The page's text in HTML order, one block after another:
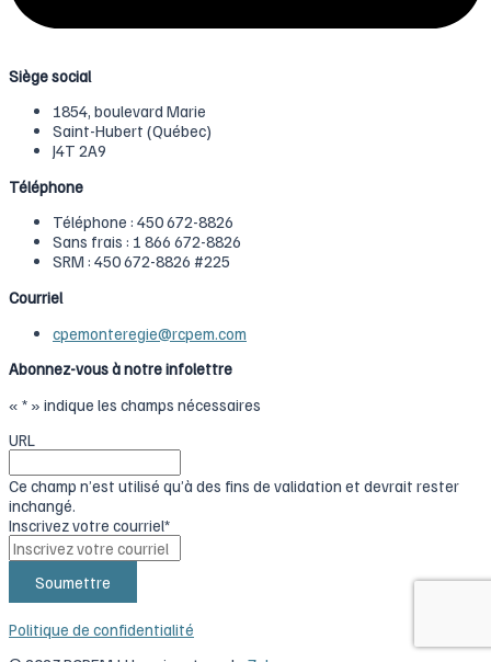
Siège social
1854, boulevard Marie
Saint-Hubert (Québec)
J4T 2A9
Téléphone
Téléphone : ‍450 ‍672-8826
Sans frais : ‍1 866 ‍672-8826
SRM : 450 672-8826 #225
Courriel
cpemonteregie@rcpem.com
Abonnez-vous à notre infolettre
« * » indique les champs nécessaires
URL
Ce champ n’est utilisé qu’à des fins de validation et devrait rester
inchangé.
Inscrivez votre courriel*
Politique de confidentialité